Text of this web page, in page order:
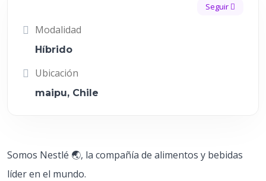
Seguir
Modalidad
Híbrido
Ubicación
maipu, Chile
Somos Nestlé 🌏, la compañía de alimentos y bebidas
líder en el mundo.